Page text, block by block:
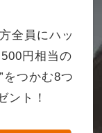
全員にハッ
円相当の
をつかむ8つ
ント！